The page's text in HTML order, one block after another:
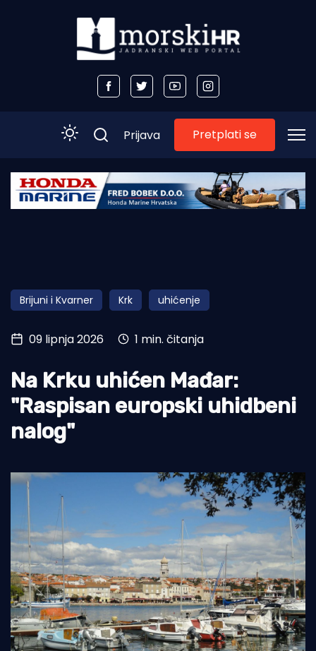
Početna
Obala
Otoci
Turizam i nautika
Pomorstvo
Ribolov
Ekologija
Prijava Pretplati se
Brijuni i Kvarner Krk uhićenje
09 lipnja 2026 1 min. čitanja
Na Krku uhićen Mađar:
"Raspisan europski uhidbeni
nalog"